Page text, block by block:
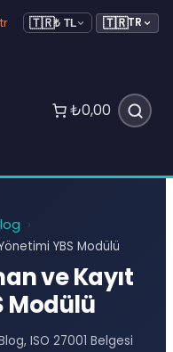
🇹🇷₺ TL 🇹🇷TR
₺0,00
›
YBS Modülü
ve Kayıt
Modülü
, ISO 27001 Belgesi